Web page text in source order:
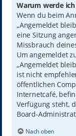
Warum werde
Wenn du beim
„Angemeldet
eine Sitzung
Missbrauch
Um angemeldet
„Angemeldet
ist nicht
öffentlichen
Internetcafé,
Verfügung steht,
Board-
Nach oben